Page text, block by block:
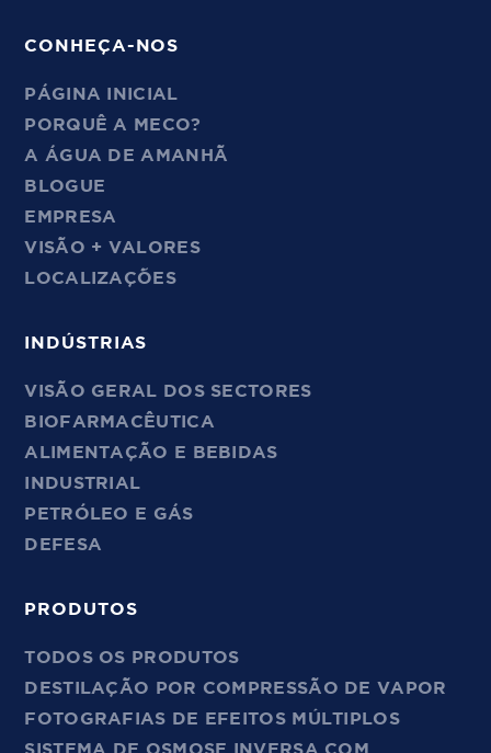
CONHEÇA-NOS
PÁGINA INICIAL
PORQUÊ A MECO?
A ÁGUA DE AMANHÃ
BLOGUE
EMPRESA
VISÃO + VALORES
LOCALIZAÇÕES
INDÚSTRIAS
VISÃO GERAL DOS SECTORES
BIOFARMACÊUTICA
ALIMENTAÇÃO E BEBIDAS
INDUSTRIAL
PETRÓLEO E GÁS
DEFESA
PRODUTOS
TODOS OS PRODUTOS
DESTILAÇÃO POR COMPRESSÃO DE VAPOR
FOTOGRAFIAS DE EFEITOS MÚLTIPLOS